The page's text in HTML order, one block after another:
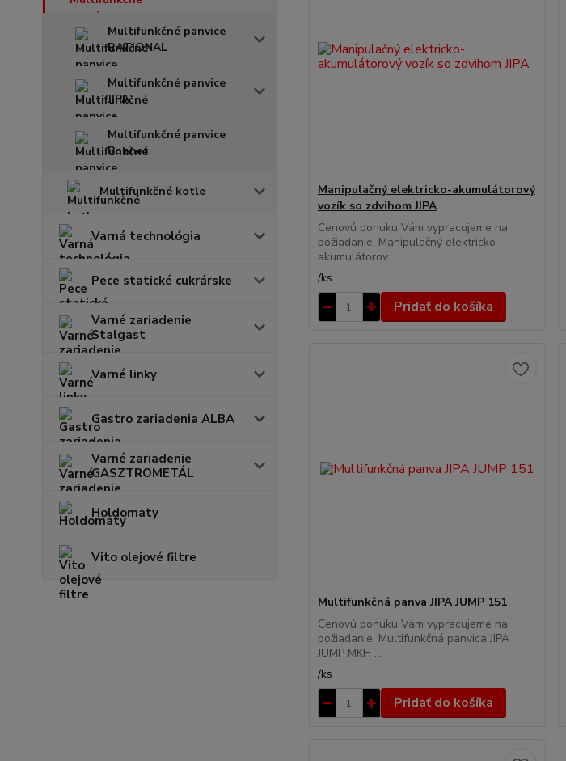
Multifunkčné panvice
RATIONAL
Multifunkčné panvice
JIPA
Multifunkčné panvice
Bonnet
Multifunkčné kotle
Varná technológia
Pece statické cukrárske
Varné zariadenie
Stalgast
Varné linky
Gastro zariadenia ALBA
Varné zariadenie
GASZTROMETÁL
Holdomaty
Vito olejové filtre
Manipulačný elektricko-akumulátorový
vozík so zdvihom JIPA
Cenovú ponuku Vám vypracujeme na
požiadanie. Manipulačný elektricko-
akumulátorov...
/ks
Pridať do košíka
Multifunkčná panva JIPA JUMP 151
Cenovú ponuku Vám vypracujeme na
požiadanie. Multifunkčná panvica JIPA
JUMP MKH ...
/ks
Pridať do košíka